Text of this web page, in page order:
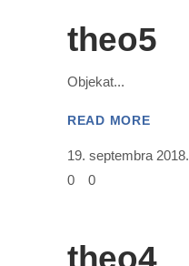
theo5
Objekat
READ MORE
19. septembra 2018.
0
0
theo4